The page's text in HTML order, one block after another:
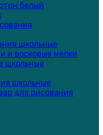
белый
школьные
и восковые мелки
школьные
школьные
для рисования